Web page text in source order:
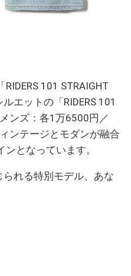
101 STRAIGHT
エットの「RIDERS 101
ンズ：各1万6500円／
ンテージとモダンが融合
となっています。
られる特別モデル、あな